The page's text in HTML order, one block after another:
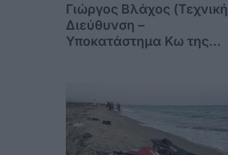
Γιώργος Βλάχος (Τεχνική
Διεύθυνση –
Υποκατάστημα Κω της
περιμένει»